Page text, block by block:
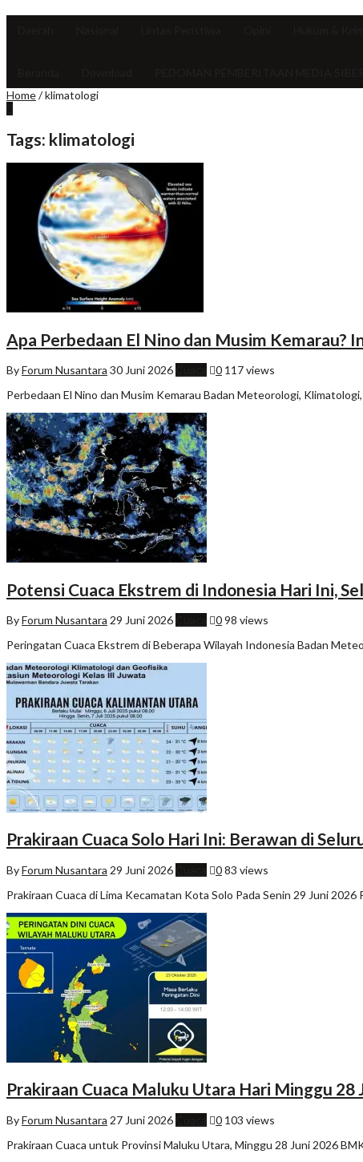
Home/klimatologi
Tags: klimatologi
Apa Perbedaan El Nino dan Musim Kemarau?
ByForum Nusantara 30 Juni 2026 0 117 views
Perbedaan El Nino dan Musim Kemarau Badan Meteorologi,
Potensi Cuaca Ekstrem di Indonesia Hari Ini,
ByForum Nusantara 29 Juni 2026 098 views
Peringatan Cuaca Ekstrem di Beberapa Wilayah Indonesia Badan
Prakiraan Cuaca Solo Hari Ini: Berawan di
ByForum Nusantara 29 Juni 2026 083 views
Prakiraan Cuaca di Lima Kecamatan Kota Solo Pada Senin 29 Juni 2026
Prakiraan Cuaca Maluku Utara Hari Minggu 28
ByForum Nusantara 27 Juni 2026 0 103 views
Prakiraan Cuaca untuk Provinsi Maluku Utara, Minggu 28 Juni 2026